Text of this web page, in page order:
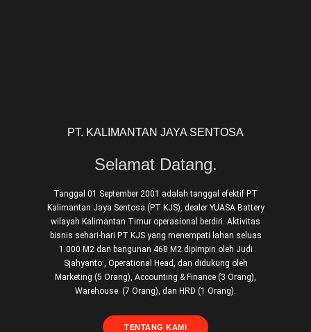
PT. KALIMANTAN JAYA SENTOSA
Selamat Datang.
Tanggal 01 September 2001 adalah tanggal efektif PT
Kalimantan Jaya Sentosa (PT KJS), dealer YUASA Battery
wilayah Kalimantan Timur operasional berdiri. Aktivitas
bisnis sehari-hari PT KJS yang menempati lahan seluas
1.000 M2 dan bangunan 468 M2 dipimpin oleh Judi
Sjahyanto , Operational Head, dan didukung oleh
Marketing (5 Orang), Accounting & Finance (3 Orang),
Warehouse (7 Orang), dan HRD (1 Orang).
TENTANG KAMI